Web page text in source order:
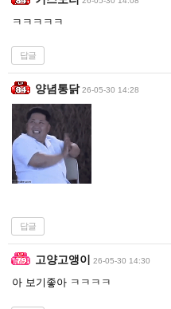
ㅋㅋㅋㅋㅋ
답글
양념통닭 26-05-30 14:28
답글
고양고앵이 26-05-30 14:30
아 보기좋아 ㅋㅋㅋㅋ